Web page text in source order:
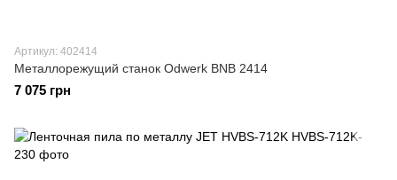
Артикул: 402414
Металлорежущий станок Odwerk BNB 2414
7 075 грн